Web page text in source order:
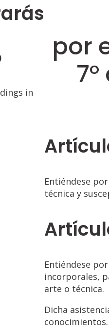
in
por
Entiéndese
técnica y
Entiéndese
incorporales,
arte o técnica.
Dicha
conocimientos.